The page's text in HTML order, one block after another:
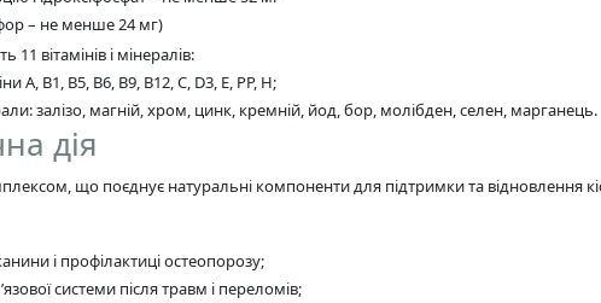
– не менше 24 мг)
11 вітамінів і мінералів:
А, В1, В5, В6, В9, В12, C, D3, E, PP, H;
залізо, магній, хром, цинк, кремній, йод, бор, молібден, селен, марганець.
дія
що поєднує натуральні компоненти для підтримки та відновлення
і профілактиці остеопорозу;
системи після травм і переломів;